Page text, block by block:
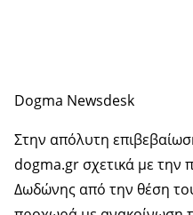
Dogma Newsdesk
Στην απόλυτη
dogma.gr σχετικά με την
Δωδώνης από την θέση